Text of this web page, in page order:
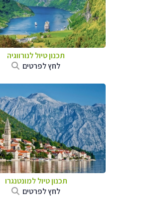
תכנון טיול לנורווגיה
לחץ לפרטים
תכנון טיול למונטנגרו
לחץ לפרטים